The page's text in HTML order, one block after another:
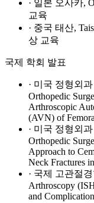
· 일본 오사카,
교육
· 중국 태산,
상 교육
국제 학회 발표
· 미국 정형외
Orthopedic
Arthroscopic
(AVN) of
· 미국 정형외
Orthopedic
Approach to
Neck Fractures
· 국제 고관절
Arthroscopy
and